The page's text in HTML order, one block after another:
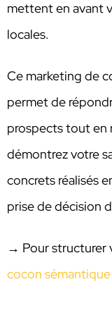
mettent en avant
locales.
Ce marketing de
permet de
prospects tout en
démontrez votre
concrets réalisés
prise de décision
→ Pour structurer
cocon